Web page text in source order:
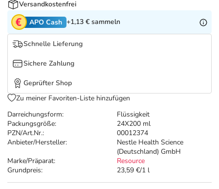
Tierapotheke
Vitamine & Mineralstoffe
Marken
Salus Deals
Darreichungsform:
Flüssigkeit
Packungsgröße:
24X200 ml
PZN/Art.Nr.:
00012374
Anbieter/Hersteller:
Nestle Health Science
(Deutschland) GmbH
Marke/Präparat:
Resource
Grundpreis:
23,59 €/1 l
Versandkostenfrei
APO Cash +1,13 € sammeln
Schnelle Lieferung
Sichere Zahlung
Geprüfter Shop
Zu meiner Favoriten-Liste hinzufügen